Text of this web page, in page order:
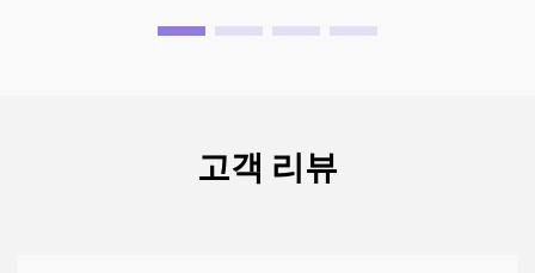
고객 리뷰